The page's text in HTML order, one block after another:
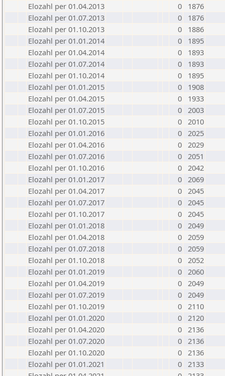
Elozahl per 01.04.2013
0
1876
Elozahl per 01.07.2013
0
1876
Elozahl per 01.10.2013
0
1886
Elozahl per 01.01.2014
0
1895
Elozahl per 01.04.2014
0
1893
Elozahl per 01.07.2014
0
1893
Elozahl per 01.10.2014
0
1895
Elozahl per 01.01.2015
0
1908
Elozahl per 01.04.2015
0
1933
Elozahl per 01.07.2015
0 2003
Elozahl per 01.10.2015
0 2010
Elozahl per 01.01.2016
0 2025
Elozahl per 01.04.2016
0 2029
Elozahl per 01.07.2016
0 2051
Elozahl per 01.10.2016
0 2042
Elozahl per 01.01.2017
0 2069
Elozahl per 01.04.2017
0 2045
Elozahl per 01.07.2017
0 2045
Elozahl per 01.10.2017
0 2045
Elozahl per 01.01.2018
0 2049
Elozahl per 01.04.2018
0 2059
Elozahl per 01.07.2018
0 2059
Elozahl per 01.10.2018
0 2052
Elozahl per 01.01.2019
0 2060
Elozahl per 01.04.2019
0 2049
Elozahl per 01.07.2019
0 2049
Elozahl per 01.10.2019
0 2110
Elozahl per 01.01.2020
0 2120
Elozahl per 01.04.2020
0 2136
Elozahl per 01.07.2020
0 2136
Elozahl per 01.10.2020
0 2136
Elozahl per 01.01.2021
0 2133